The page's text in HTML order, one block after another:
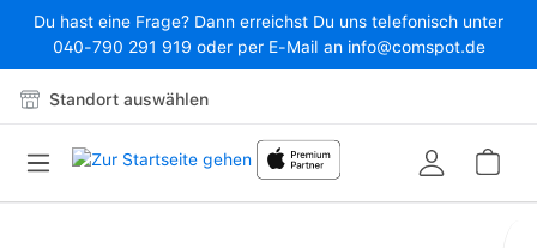
Zum Hauptinhalt springen
Du hast eine Frage? Dann erreichst Du uns telefonisch unter
040-790 291 919 oder per E-Mail an info@comspot.de
Standort auswählen